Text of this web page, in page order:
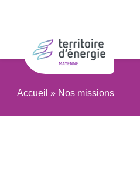
Accueil » Nos missions